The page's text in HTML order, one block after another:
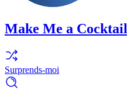
Make Me a Cocktail
Surprends-moi